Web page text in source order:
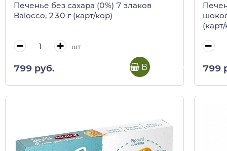
Печенье без сахара (0%) 7 злаков
Balocco, 230 г (карт/кор)
шт
799 руб. В корзину 799